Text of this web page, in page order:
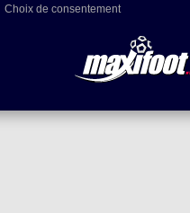
Choix de consentement